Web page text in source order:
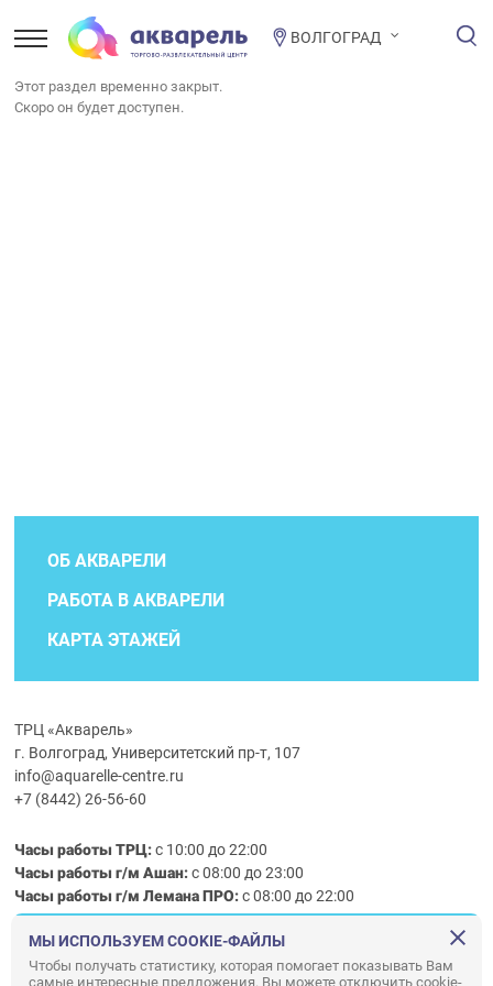
ВОЛГОГРАД
Этот раздел временно закрыт.
Скоро он будет доступен.
ОБ АКВАРЕЛИ
РАБОТА В АКВАРЕЛИ
КАРТА ЭТАЖЕЙ
ТРЦ «Акварель»
г. Волгоград, Университетский пр-т, 107
info@aquarelle-centre.ru
+7 (8442) 26-56-60
Часы работы ТРЦ:с 10:00 до 22:00
Часы работы г/м Ашан:с 08:00 до 23:00
Часы работыг/мЛемана ПРО:с 08:00 до 22:00
Правила посещения ТРЦ «Акварель»
МЫ ИСПОЛЬЗУЕМ COOKIE-ФАЙЛЫ
Чтобы получать статистику, которая помогает показывать Вам
самые интересные предложения. Вы можете отключить cookie-